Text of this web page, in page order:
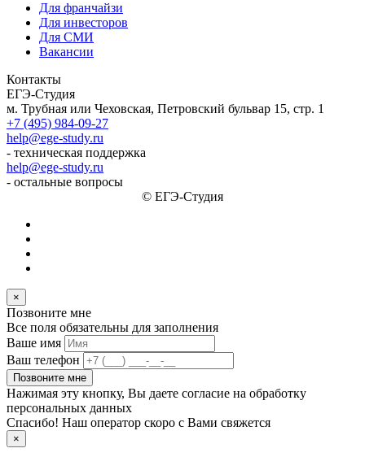
Для франчайзи
Для инвесторов
Для СМИ
Вакансии
Контакты
ЕГЭ-Студия
м. Трубная или Чеховская, Петровский бульвар 15, стр. 1
+7 (495) 984-09-27
help@ege-study.ru
- техническая поддержка
help@ege-study.ru
- остальные вопросы
© ЕГЭ-Студия
×
Позвоните мне
Все поля обязательны для заполнения
Ваше имя
Ваш телефон
Позвоните мне
Нажимая эту кнопку, Вы даете согласие на обработку
персональных данных
Спасибо! Наш оператор скоро с Вами свяжется
×